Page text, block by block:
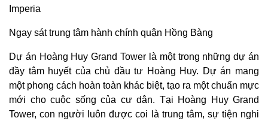
Imperia
Ngay sát trung tâm hành chính quận Hồng Bàng
Dự án Hoàng Huy Grand Tower là một trong những dự án
đầy tâm huyết của chủ đầu tư Hoàng Huy. Dự án mang
một phong cách hoàn toàn khác biệt, tạo ra một chuẩn mực
mới cho cuộc sống của cư dân. Tại Hoàng Huy Grand
Tower, con người luôn được coi là trung tâm, sự tiện nghi